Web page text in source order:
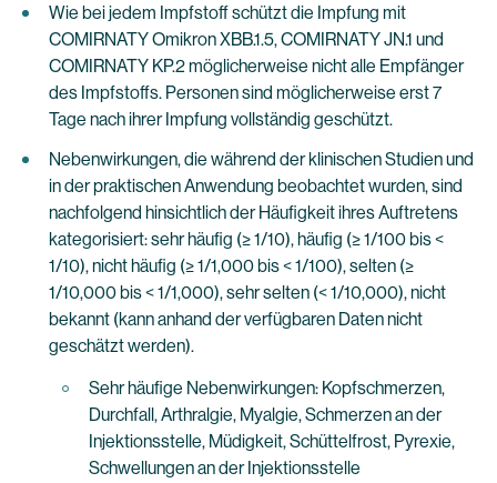
Wie bei jedem Impfstoff schützt die Impfung mit
COMIRNATY Omikron XBB.1.5, COMIRNATY JN.1 und
COMIRNATY KP.2 möglicherweise nicht alle Empfänger
des Impfstoffs. Personen sind möglicherweise erst 7
Tage nach ihrer Impfung vollständig geschützt.
Nebenwirkungen, die während der klinischen Studien und
in der praktischen Anwendung beobachtet wurden, sind
nachfolgend hinsichtlich der Häufigkeit ihres Auftretens
kategorisiert: sehr häufig (≥ 1/10), häufig (≥ 1/100 bis <
1/10), nicht häufig (≥ 1/1,000 bis < 1/100), selten (≥
1/10,000 bis < 1/1,000), sehr selten (< 1/10,000), nicht
bekannt (kann anhand der verfügbaren Daten nicht
geschätzt werden).
Sehr häufige Nebenwirkungen: Kopfschmerzen,
Durchfall, Arthralgie, Myalgie, Schmerzen an der
Injektionsstelle, Müdigkeit, Schüttelfrost, Pyrexie,
Schwellungen an der Injektionsstelle